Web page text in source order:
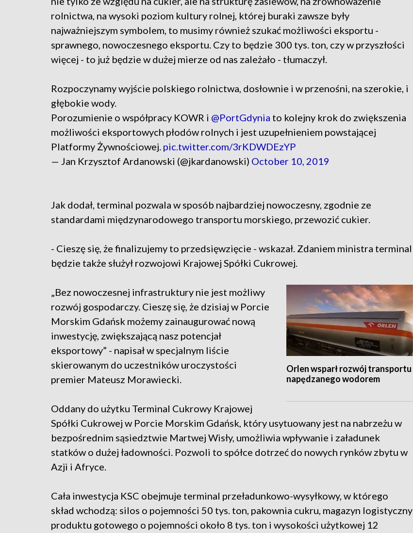
rolnictwa, na wysoki poziom kultury rolnej, której buraki zawsze były
najważniejszym symbolem, to musimy również szukać możliwości eksportu -
sprawnego, nowoczesnego eksportu. Czy to będzie 300 tys. ton, czy w przyszłości
więcej - to już będzie w dużej mierze od nas zależało - tłumaczył.
Rozpoczynamy wyjście polskiego rolnictwa, dosłownie i w przenośni, na szerokie, i
głębokie wody.
Porozumienie o współpracy KOWR i @PortGdynia to kolejny krok do zwiększenia
możliwości eksportowych płodów rolnych i jest uzupełnieniem powstającej
Platformy Żywnościowej. pic.twitter.com/3rKDWDEzYP
— Jan Krzysztof Ardanowski (@jkardanowski) October 10, 2019
Jak dodał, terminal pozwala w sposób najbardziej nowoczesny, zgodnie ze
standardami międzynarodowego transportu morskiego, przewozić cukier.
- Cieszę się, że finalizujemy to przedsięwzięcie - wskazał. Zdaniem ministra terminal
będzie także służył rozwojowi Krajowej Spółki Cukrowej.
Orlen wsparł rozwój transportu
napędzanego wodorem
„Bez nowoczesnej infrastruktury nie jest możliwy
rozwój gospodarczy. Cieszę się, że dzisiaj w Porcie
Morskim Gdańsk możemy zainaugurować nową
inwestycję, zwiększającą nasz potencjał
eksportowy” - napisał w specjalnym liście
skierowanym do uczestników uroczystości
premier Mateusz Morawiecki.
Oddany do użytku Terminal Cukrowy Krajowej
Spółki Cukrowej w Porcie Morskim Gdańsk, który usytuowany jest na nabrzeżu w
bezpośrednim sąsiedztwie Martwej Wisły, umożliwia wpływanie i załadunek
statków o dużej ładowności. Pozwoli to spółce dotrzeć do nowych rynków zbytu w
Azji i Afryce.
Cała inwestycja KSC obejmuje terminal przeładunkowo-wysyłkowy, w którego
skład wchodzą: silos o pojemności 50 tys. ton, pakownia cukru, magazyn logistyczny
produktu gotowego o pojemności około 8 tys. ton i wysokości użytkowej 12